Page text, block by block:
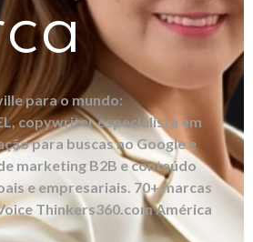
para o mundo:
copywriter especialista em
para buscas no Google e
marketing B2B e conteúdo
e empresariais. 70+ marcas
Thinkers360.com América